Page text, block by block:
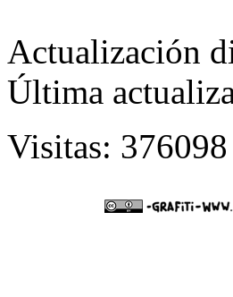
Actualización
Última
Visitas: 376098